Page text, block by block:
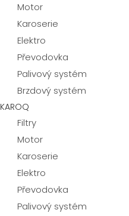
Motor
Karoserie
Elektro
Převodovka
Palivový systém
Brzdový systém
KAROQ
Filtry
Motor
Karoserie
Elektro
Převodovka
Palivový systém